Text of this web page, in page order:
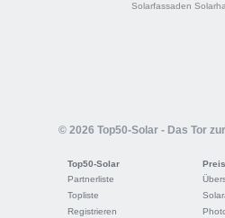
Solarfassaden
© 2026 Top50-Solar - Das Tor
Top50-Solar
Partnerliste
Topliste
Registrieren